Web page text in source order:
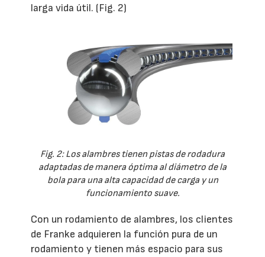
larga vida útil. (Fig. 2)
Fig. 2: Los alambres tienen pistas de rodadura
adaptadas de manera óptima al diámetro de la
bola para una alta capacidad de carga y un
funcionamiento suave.
Con un rodamiento de alambres, los clientes
de Franke adquieren la función pura de un
rodamiento y tienen más espacio para sus